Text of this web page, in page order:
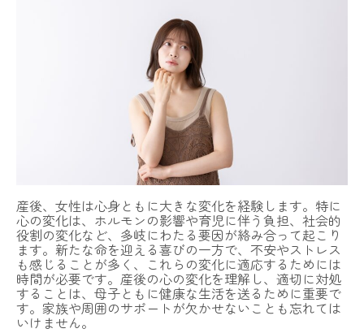
産後、女性は心身ともに大きな変化を経験します。特に
心の変化は、ホルモンの影響や育児に伴う負担、社会的
役割の変化など、多岐にわたる要因が絡み合って起こり
ます。新たな命を迎える喜びの一方で、不安やストレス
も感じることが多く、これらの変化に適応するためには
時間が必要です。産後の心の変化を理解し、適切に対処
することは、母子ともに健康な生活を送るために重要で
す。家族や周囲のサポートが欠かせないことも忘れては
いけません。